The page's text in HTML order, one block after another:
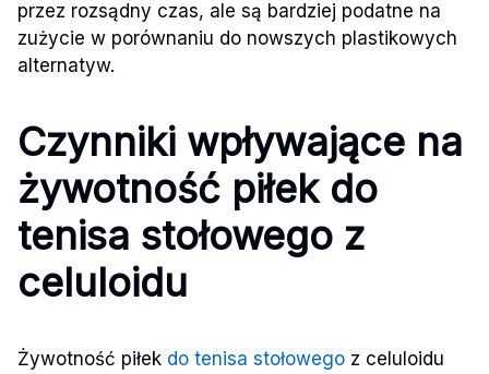
przez rozsądny czas, ale są bardziej podatne na
zużycie w porównaniu do nowszych plastikowych
alternatyw.
Czynniki wpływające na
żywotność piłek do
tenisa stołowego z
celuloidu
Żywotność piłek do tenisa stołowego z celuloidu